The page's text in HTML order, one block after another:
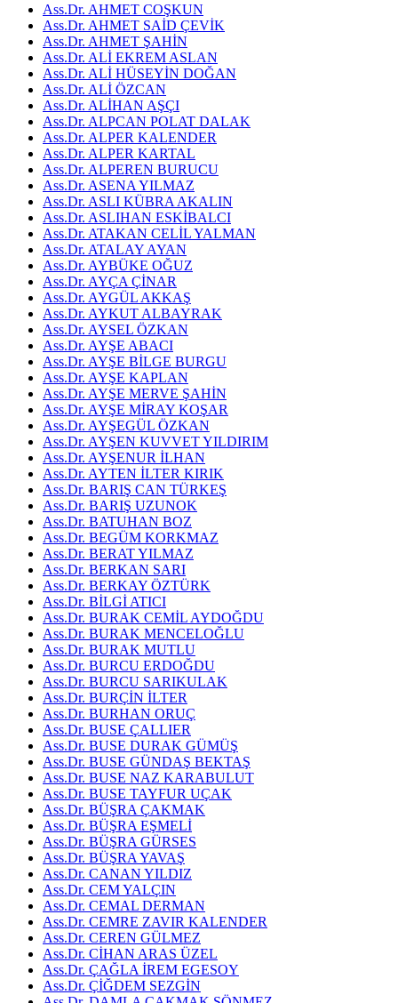
Ass.Dr. AHMET COŞKUN
Ass.Dr. AHMET SAİD ÇEVİK
Ass.Dr. AHMET ŞAHİN
Ass.Dr. ALİ EKREM ASLAN
Ass.Dr. ALİ HÜSEYİN DOĞAN
Ass.Dr. ALİ ÖZCAN
Ass.Dr. ALİHAN AŞÇI
Ass.Dr. ALPCAN POLAT DALAK
Ass.Dr. ALPER KALENDER
Ass.Dr. ALPER KARTAL
Ass.Dr. ALPEREN BURUCU
Ass.Dr. ASENA YILMAZ
Ass.Dr. ASLI KÜBRA AKALIN
Ass.Dr. ASLIHAN ESKİBALCI
Ass.Dr. ATAKAN CELİL YALMAN
Ass.Dr. ATALAY AYAN
Ass.Dr. AYBÜKE OĞUZ
Ass.Dr. AYÇA ÇİNAR
Ass.Dr. AYGÜL AKKAŞ
Ass.Dr. AYKUT ALBAYRAK
Ass.Dr. AYSEL ÖZKAN
Ass.Dr. AYŞE ABACI
Ass.Dr. AYŞE BİLGE BURGU
Ass.Dr. AYŞE KAPLAN
Ass.Dr. AYŞE MERVE ŞAHİN
Ass.Dr. AYŞE MİRAY KOŞAR
Ass.Dr. AYŞEGÜL ÖZKAN
Ass.Dr. AYŞEN KUVVET YILDIRIM
Ass.Dr. AYŞENUR İLHAN
Ass.Dr. AYTEN İLTER KIRIK
Ass.Dr. BARIŞ CAN TÜRKEŞ
Ass.Dr. BARIŞ UZUNOK
Ass.Dr. BATUHAN BOZ
Ass.Dr. BEGÜM KORKMAZ
Ass.Dr. BERAT YILMAZ
Ass.Dr. BERKAN SARI
Ass.Dr. BERKAY ÖZTÜRK
Ass.Dr. BİLGİ ATICI
Ass.Dr. BURAK CEMİL AYDOĞDU
Ass.Dr. BURAK MENCELOĞLU
Ass.Dr. BURAK MUTLU
Ass.Dr. BURCU ERDOĞDU
Ass.Dr. BURCU SARIKULAK
Ass.Dr. BURÇİN İLTER
Ass.Dr. BURHAN ORUÇ
Ass.Dr. BUSE ÇALLIER
Ass.Dr. BUSE DURAK GÜMÜŞ
Ass.Dr. BUSE GÜNDAŞ BEKTAŞ
Ass.Dr. BUSE NAZ KARABULUT
Ass.Dr. BUSE TAYFUR UÇAK
Ass.Dr. BÜŞRA ÇAKMAK
Ass.Dr. BÜŞRA EŞMELİ
Ass.Dr. BÜŞRA GÜRSES
Ass.Dr. BÜŞRA YAVAŞ
Ass.Dr. CANAN YILDIZ
Ass.Dr. CEM YALÇIN
Ass.Dr. CEMAL DERMAN
Ass.Dr. CEMRE ZAVIR KALENDER
Ass.Dr. CEREN GÜLMEZ
Ass.Dr. CİHAN ARAS ÜZEL
Ass.Dr. ÇAĞLA İREM EGESOY
Ass.Dr. ÇİĞDEM SEZGİN